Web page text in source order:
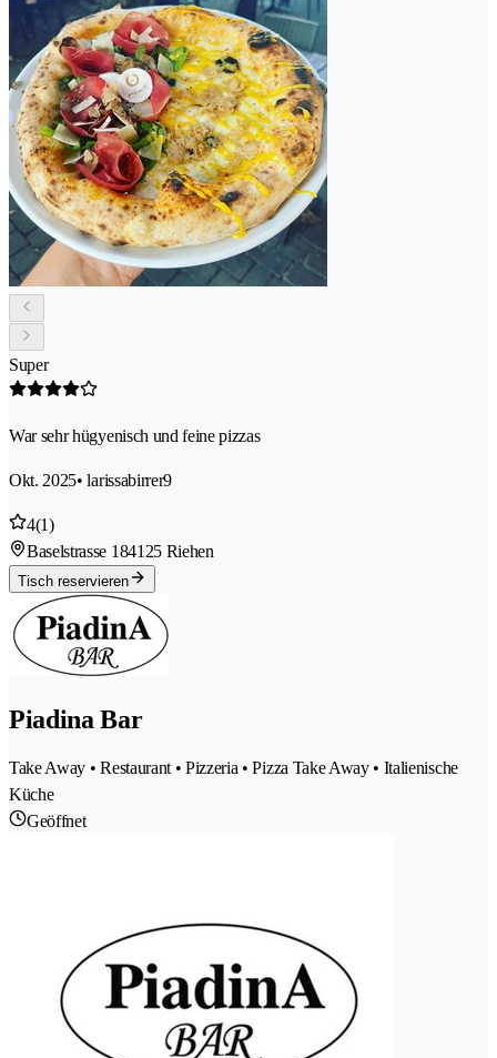
Super
War sehr hügyenisch und feine pizzas
Okt. 2025• larissabirrer9
4(1)
Baselstrasse 184125 Riehen
Tisch reservieren
Piadina Bar
Take Away • Restaurant • Pizzeria • Pizza Take Away • Italienische
Küche
Geöffnet